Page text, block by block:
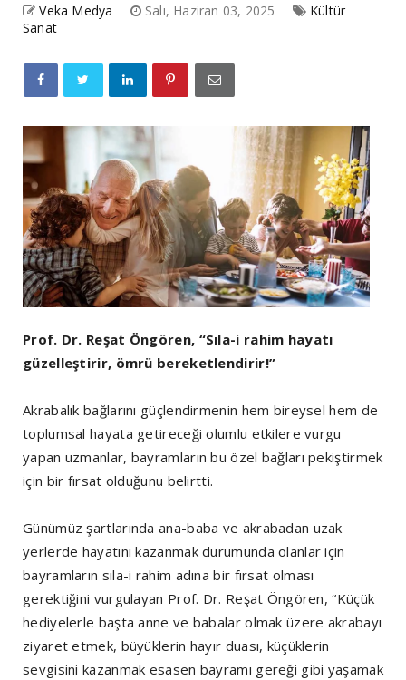
Veka Medya Salı, Haziran 03, 2025
Kültür
Sanat
Prof. Dr. Reşat Öngören, “Sıla-i rahim hayatı
güzelleştirir, ömrü bereketlendirir!”
Akrabalık bağlarını güçlendirmenin hem bireysel hem de
toplumsal hayata getireceği olumlu etkilere vurgu
yapan uzmanlar, bayramların bu özel bağları pekiştirmek
için bir fırsat olduğunu belirtti.
Günümüz şartlarında ana-baba ve akrabadan uzak
yerlerde hayatını kazanmak durumunda olanlar için
bayramların sıla-i rahim adına bir fırsat olması
gerektiğini vurgulayan Prof. Dr. Reşat Öngören, “Küçük
hediyelerle başta anne ve babalar olmak üzere akrabayı
ziyaret etmek, büyüklerin hayır duası, küçüklerin
sevgisini kazanmak esasen bayramı gereği gibi yaşamak